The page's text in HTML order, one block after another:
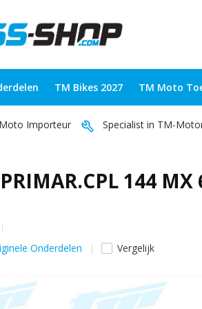
TM Bikes 2027 TM Moto
Importeur Specialist in TM-
144 MX
Onderdelen Vergelijk